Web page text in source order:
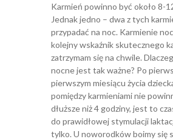
Karmień powinno być około 8-
Jednak jedno – dwa z tych
przypadać na noc. Karmienie
kolejny wskaźnik skutecznego
zatrzymam się na chwile.
nocne jest tak ważne? Po
pierwszym miesiącu życia
pomiędzy karmieniami nie
dłuższe niż 4 godziny, jest to
do prawidłowej stymulacji
tylko. U noworodków boimy się